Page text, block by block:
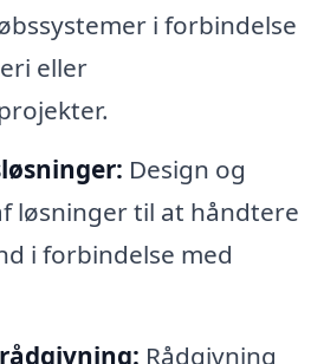
i forbindelse
eller
Design og
løsninger til at håndtere
i forbindelse med
Rådgivning